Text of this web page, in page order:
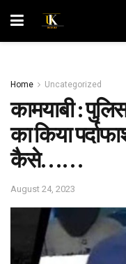
Home Uncategorized
कामयाबी :
का किया
कैसे……
August 24, 2023